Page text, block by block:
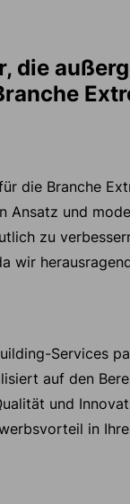
die
die Branche
Ansatz und
zu
wir
Services
auf den
und
in